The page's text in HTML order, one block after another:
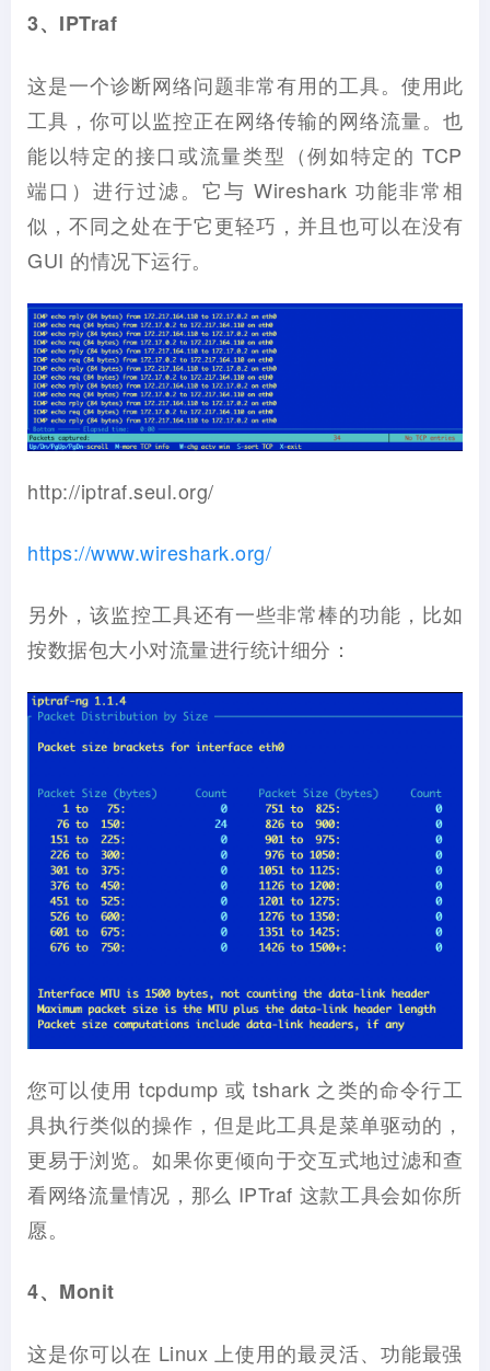
3、IPTraf
这是一个诊断网络问题非常有用的工具。使用此
工具，你可以监控正在网络传输的网络流量。也
能以特定的接口或流量类型（例如特定的 TCP
端口）进行过滤。它与 Wireshark 功能非常相
似，不同之处在于它更轻巧，并且也可以在没有
GUI 的情况下运行。
http://iptraf.seul.org/
https://www.wireshark.org/
另外，该监控工具还有一些非常棒的功能，比如
按数据包大小对流量进行统计细分：
您可以使用 tcpdump 或 tshark 之类的命令行工
具执行类似的操作，但是此工具是菜单驱动的，
更易于浏览。如果你更倾向于交互式地过滤和查
看网络流量情况，那么 IPTraf 这款工具会如你所
愿。
4、Monit
这是你可以在 Linux 上使用的最灵活、功能最强